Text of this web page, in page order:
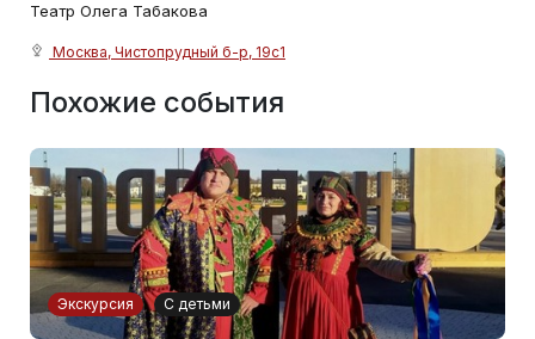
Театр Олега Табакова
Москва, Чистопрудный б-р, 19с1
Похожие события
Экскурсия С детьми